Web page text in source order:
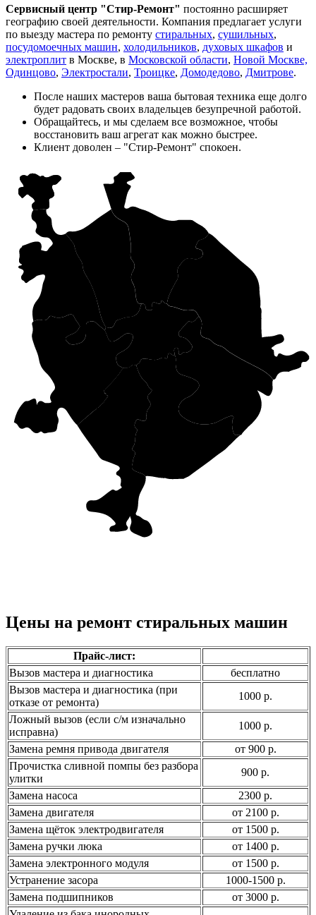
Сервисный центр "Стир-Ремонт" постоянно расширяет
географию своей деятельности. Компания предлагает услуги
по выезду мастера по ремонту стиральных, сушильных,
посудомоечных машин, холодильников, духовых шкафов и
электроплит в Москве, в Московской области, Новой Москве,
Одинцово, Электростали, Троицке, Домодедово, Дмитрове.
После наших мастеров ваша бытовая техника еще долго
будет радовать своих владельцев безупречной работой.
Обращайтесь, и мы сделаем все возможное, чтобы
восстановить ваш агрегат как можно быстрее.
Клиент доволен – "Стир-Ремонт" спокоен.
Цены на ремонт стиральных машин
Прайс-лист:
Вызов мастера и диагностика
бесплатно
Вызов мастера и диагностика (при
отказе от ремонта)
1000 р.
Ложный вызов (если с/м изначально
исправна)
1000 р.
Замена ремня привода двигателя
от 900 р.
Прочистка сливной помпы без разбора
улитки
900 р.
Замена насоса
2300 р.
Замена двигателя
от 2100 р.
Замена щёток электродвигателя
от 1500 р.
Замена ручки люка
от 1400 р.
Замена электронного модуля
от 1500 р.
Устранение засора
1000-1500 р.
Замена подшипников
от 3000 р.